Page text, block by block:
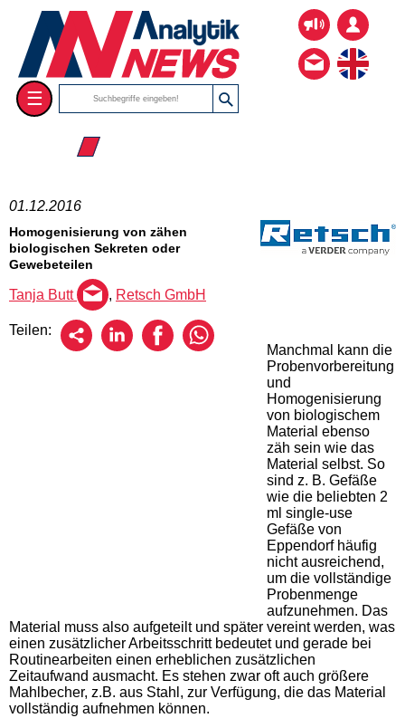
☰
☰ 2016
01.12.2016
Homogenisierung von zähen
biologischen Sekreten oder
Gewebeteilen
Tanja Butt , Retsch GmbH
Teilen:
Manchmal kann die
Probenvorbereitung
und
Homogenisierung
von biologischem
Material ebenso
zäh sein wie das
Material selbst. So
sind z. B. Gefäße
wie die beliebten 2
ml single-use
Gefäße von
Eppendorf häufig
nicht ausreichend,
um die vollständige
Probenmenge
aufzunehmen. Das
Material muss also aufgeteilt und später vereint werden, was
einen zusätzlicher Arbeitsschritt bedeutet und gerade bei
Routinearbeiten einen erheblichen zusätzlichen
Zeitaufwand ausmacht. Es stehen zwar oft auch größere
Mahlbecher, z.B. aus Stahl, zur Verfügung, die das Material
vollständig aufnehmen können.